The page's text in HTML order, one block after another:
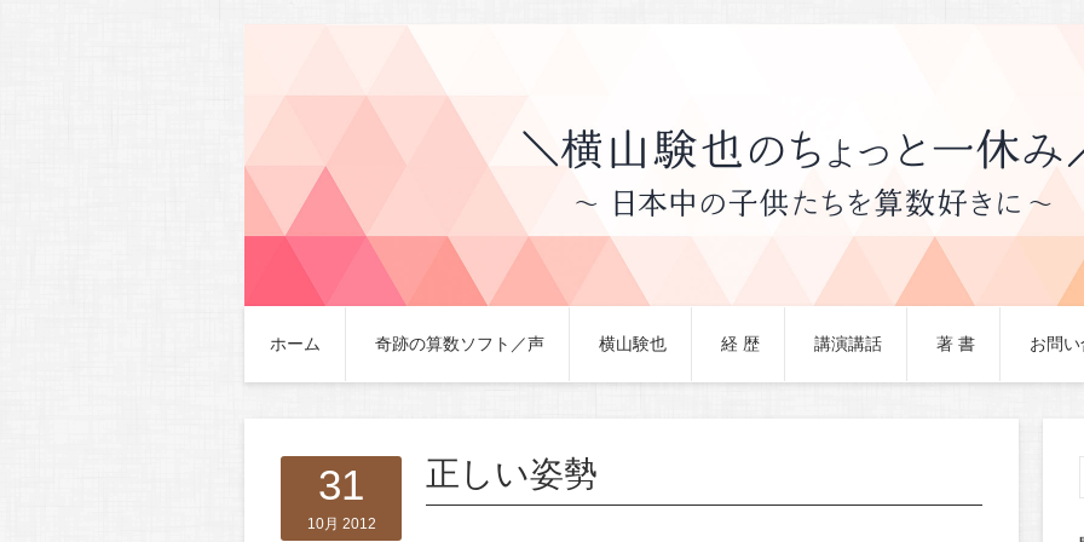
ホーム 奇跡の算数ソフト／声 横山験也 経 歴 講演講話 著 書 お問
31
10月 2012
正しい姿勢